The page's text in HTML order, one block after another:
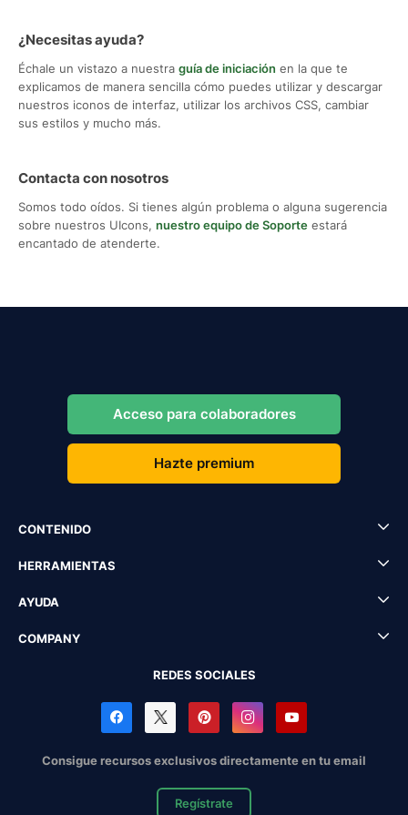
¿Necesitas ayuda?
Échale un vistazo a nuestra guía de iniciación en la que te
explicamos de manera sencilla cómo puedes utilizar y descargar
nuestros iconos de interfaz, utilizar los archivos CSS, cambiar
sus estilos y mucho más.
Contacta con nosotros
Somos todo oídos. Si tienes algún problema o alguna sugerencia
sobre nuestros UIcons, nuestro equipo de Soporte estará
encantado de atenderte.
Acceso para colaboradores
Hazte premium
CONTENIDO
HERRAMIENTAS
AYUDA
COMPANY
REDES SOCIALES
Consigue recursos exclusivos directamente en tu email
Regístrate